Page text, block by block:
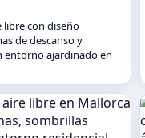
libre con diseño
de descanso y
entorno ajardinado en